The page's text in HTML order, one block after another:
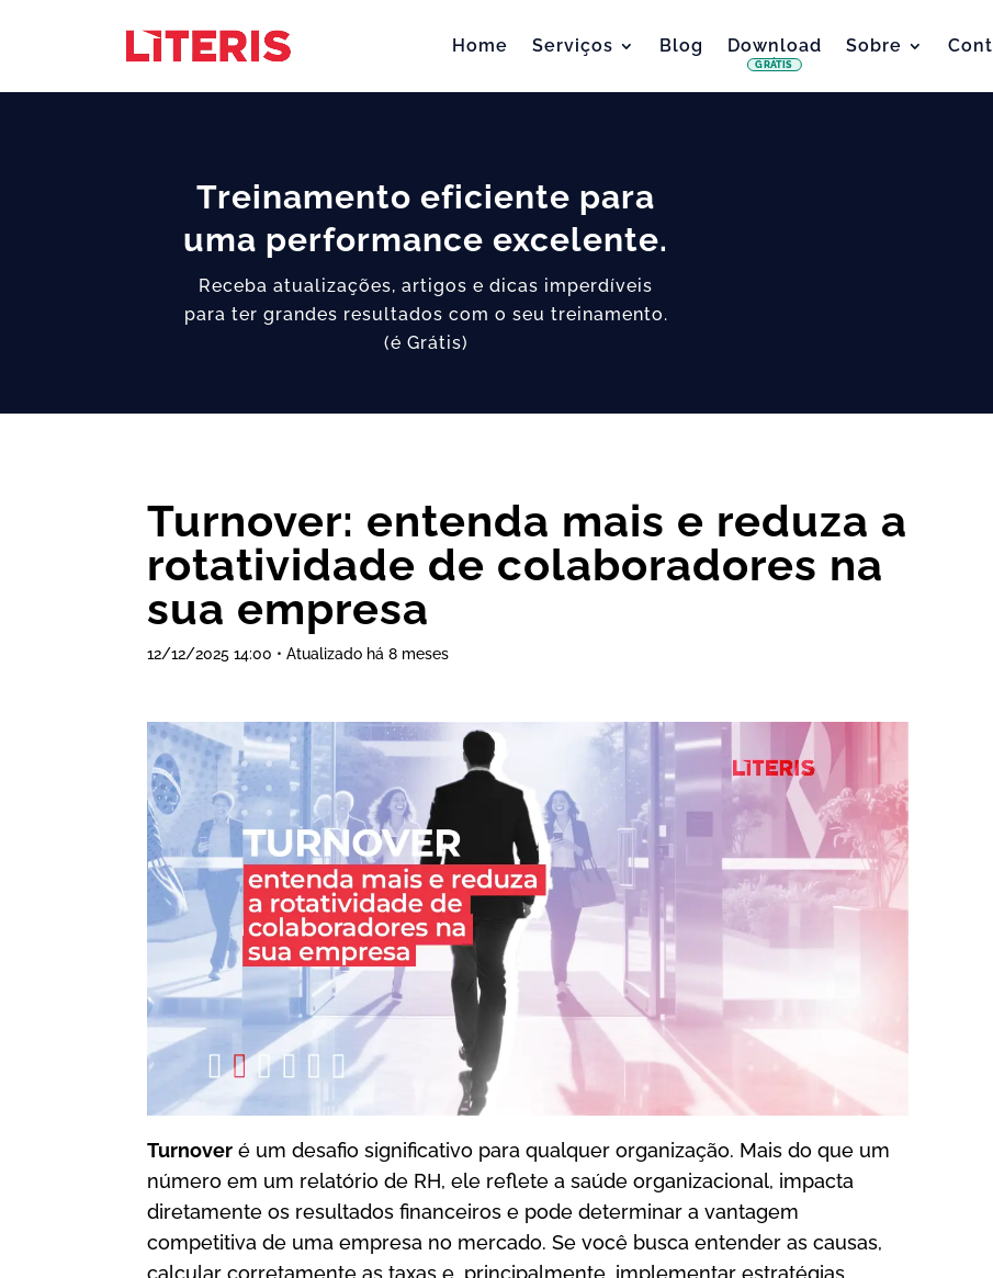
Home Serviços Blog Download
GRÁTIS
Sobre
Treinamento eficiente para
uma performance excelente.
Receba atualizações, artigos e dicas imperdíveis
para ter grandes resultados com o seu treinamento.
(é Grátis)
Turnover: entenda mais e reduza a
rotatividade de colaboradores na
sua empresa
12/12/2025 14:00 • Atualizado há 8 meses
Turnover é um desafio significativo para qualquer organização. Mais do que um
número em um relatório de RH, ele reflete a saúde organizacional, impacta
diretamente os resultados financeiros e pode determinar a vantagem
competitiva de uma empresa no mercado. Se você busca entender as causas,
calcular corretamente as taxas e, principalmente, implementar estratégias